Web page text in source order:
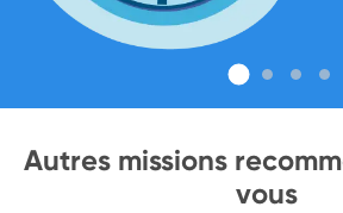
Autres missions
vous